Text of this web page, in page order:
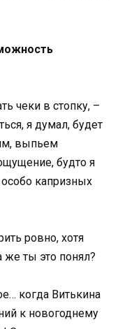
чеки в стопку, –
я думал, будет
выпьем
будто я
капризных
ровно, хотя
же ты это понял?
когда Витькина
к новогоднему